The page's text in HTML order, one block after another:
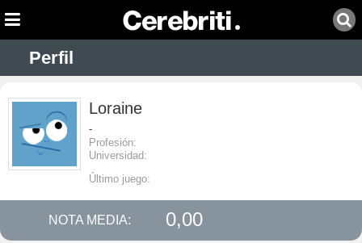
Perfil
Loraine
-
Profesión:
Universidad:
Último juego:
NOTA MEDIA: 0,00